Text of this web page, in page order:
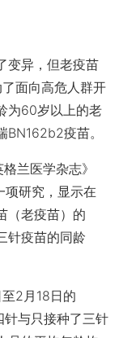
异，但老疫苗
面向高危人群开
为60岁以上的老
疫苗。
兰医学杂志》
项研究，显示在
（老疫苗）的
针疫苗的同龄
2月18日的
与只接种了三针